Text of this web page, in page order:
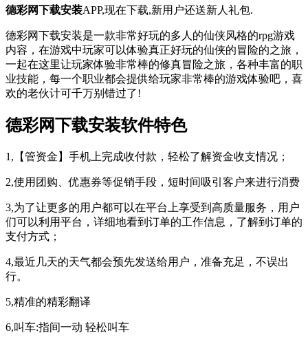
德彩网下载安装APP,现在下载,新用户还送新人礼包.
德彩网下载安装是一款非常好玩的多人的仙侠风格的rpg游戏
内容，在游戏中玩家可以体验真正好玩的仙侠的冒险的之旅，
一起在这里让玩家体验非常棒的修真冒险之旅，各种丰富的职
业技能，每一个职业都会提供给玩家非常棒的游戏体验吧，喜
欢的老伙计可千万别错过了!
德彩网下载安装软件特色
1,【管资金】手机上完成收付款，轻松了解资金收支情况；
2,使用团购、优惠券等促销手段，短时间吸引客户来进行消费
3,为了让更多的用户都可以在平台上享受到高质量服务，用户
们可以利用平台，详细地看到订单的工作信息，了解到订单的
支付方式；
4,最近几天的天气都会预先发送给用户，准备充足，不误出
行。
5,精准的精彩翻译
6,叫车:指间一动 轻松叫车